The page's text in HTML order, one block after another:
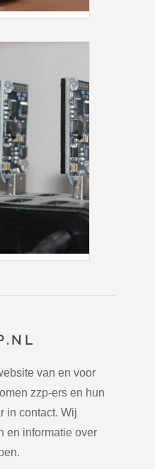
van en voor
zzp-ers en hun
in contact. Wij
en informatie over